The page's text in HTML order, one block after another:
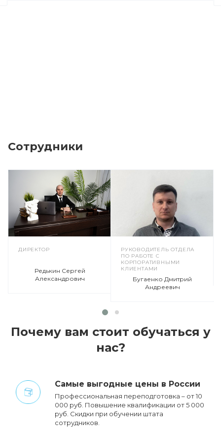
Сотрудники
ДИРЕКТОР
Редькин Сергей
Александрович
РУКОВОДИТЕЛЬ ОТДЕЛА
ПО РАБОТЕ С
КОРПОРАТИВНЫМИ
КЛИЕНТАМИ
Бугаенко Дмитрий
Андреевич
Почему вам стоит обучаться у
нас?
Cамые выгодные цены в России
Профессиональная переподготовка – от 10
000 руб. Повышение квалификации от 5 000
руб. Cкидки при обучении штата
сотрудников.